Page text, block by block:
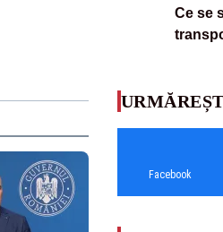
Ce se
Facebook